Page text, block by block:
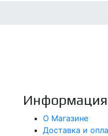
Информация
О Магазине
Доставка и